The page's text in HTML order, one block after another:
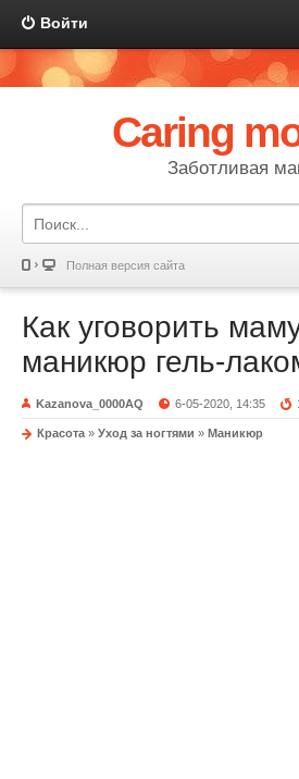
Войти
Caring
Заботливая
Полная версия сайта
Как уговорить
маникюр гель-
Kazanova_0000AQ 6-05-2020, 14:35
Красота » Уход за ногтями » Маникюр